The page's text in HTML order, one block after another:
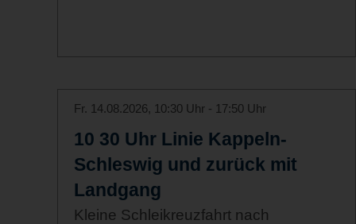
Fr. 14.08.2026, 10:30 Uhr - 17:50 Uhr
10 30 Uhr Linie Kappeln-
Schleswig und zurück mit
Landgang
Kleine Schleikreuzfahrt nach